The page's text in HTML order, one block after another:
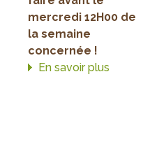
mercredi 12H00 de
la semaine
concernée !
En savoir plus